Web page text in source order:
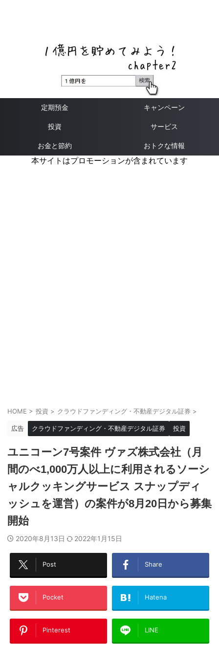
定期預金 キャンペーン
投資 サービス
お金と節約 おトクな情報
本サイトはプロモーションが含まれています
HOME > 投資 > クラウドファンディング・不動産デジタル証券 >
広告 クラウドファンディング・不動産デジタル証券 投資
ユニコーン7号案件 ヴァズ株式会社（月
間のべ1,000万人以上に利用されるソーシ
ャルクッキングサービス スナップディ
ッシュを運営）の案件が8月20日から募集
開始
2020年8月13日 2022年1月15日
Post Share
Pocket Hatena
Pinterest LINE